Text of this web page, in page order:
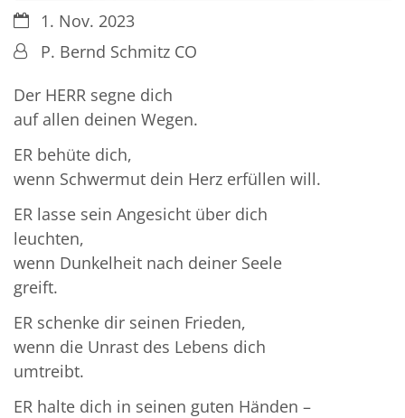
Datum:1. Nov. 2023
Von:P. Bernd Schmitz CO
Der HERR segne dich
auf allen deinen Wegen.
ER behüte dich,
wenn Schwermut dein Herz erfüllen will.
ER lasse sein Angesicht über dich
leuchten,
wenn Dunkelheit nach deiner Seele
greift.
ER schenke dir seinen Frieden,
wenn die Unrast des Lebens dich
umtreibt.
ER halte dich in seinen guten Händen –